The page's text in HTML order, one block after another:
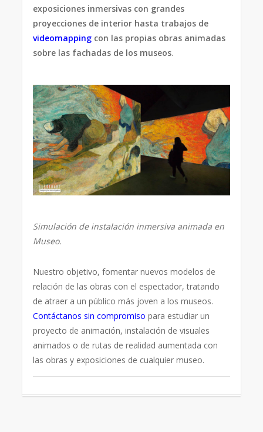
exposiciones inmersivas con grandes
proyecciones de interior hasta trabajos de
videomapping con las propias obras animadas
sobre las fachadas de los museos.
Simulación de instalación inmersiva animada en
Museo.
Nuestro objetivo, fomentar nuevos modelos de
relación de las obras con el espectador, tratando
de atraer a un público más joven a los museos.
Contáctanos sin compromiso para estudiar un
proyecto de animación, instalación de visuales
animados o de rutas de realidad aumentada con
las obras y exposiciones de cualquier museo.